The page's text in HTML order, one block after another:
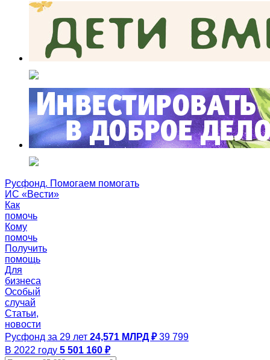
Русфонд. Помогаем помогать
ИС «Вести»
Как
помочь
Кому
помочь
Получить
помощь
Для
бизнеса
Особый
случай
Статьи,
новости
Русфонд за 29 лет 24,571 МЛРД ₽ 39 799
В 2022 году 5 501 160 ₽